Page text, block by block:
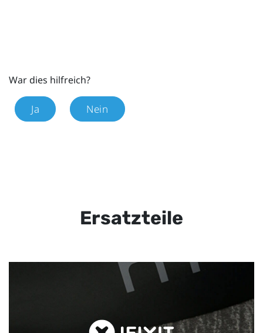
War dies hilfreich?
Ja Nein
Ersatzteile